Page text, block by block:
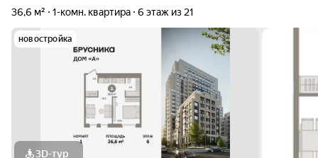
36,6 м²
1-комн. квартира 6 этаж из 21
новостройка
3D-тур